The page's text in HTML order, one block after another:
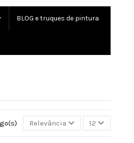
BLOG e truques de pintura
Relevância 12